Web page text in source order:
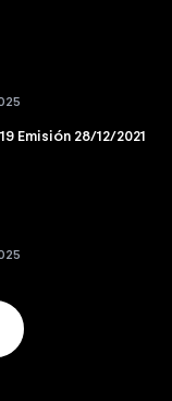
Emisión 28/12/2021